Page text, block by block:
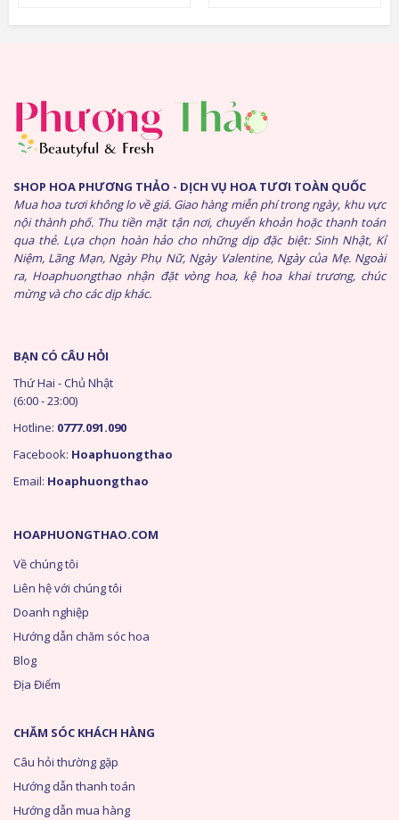
SHOP HOA PHƯƠNG THẢO - DỊCH VỤ HOA TƯƠI TOÀN QUỐC
Mua hoa tươi không lo về giá. Giao hàng miễn phí trong ngày, khu vực
nội thành phố. Thu tiền mặt tận nơi, chuyển khoản hoặc thanh toán
qua thẻ. Lựa chọn hoàn hảo cho những dịp đặc biệt: Sinh Nhật, Kỉ
Niệm, Lãng Mạn, Ngày Phụ Nữ, Ngày Valentine, Ngày của Mẹ. Ngoài
ra, Hoaphuongthao nhận đặt vòng hoa, kệ hoa khai trương, chúc
mừng và cho các dịp khác.
HOAPHUONGTHAO.COM
Về chúng tôi
Liên hệ với chúng tôi
Doanh nghiệp
Hướng dẫn chăm sóc hoa
Blog
Địa Điểm
CHĂM SÓC KHÁCH HÀNG
Câu hỏi thường gặp
Hướng dẫn thanh toán
Hướng dẫn mua hàng
BẠN CÓ CÂU HỎI
Thứ Hai - Chủ Nhật
(6:00 - 23:00)
Hotline: 0777.091.090
Facebook: Hoaphuongthao
Email: Hoaphuongthao